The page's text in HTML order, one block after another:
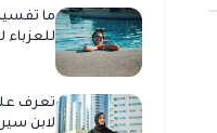
ما
للعزباء
تعرف
لابن